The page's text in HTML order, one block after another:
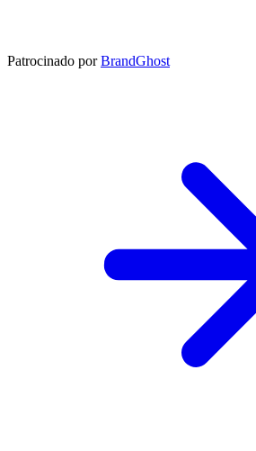
Patrocinado por BrandGhost